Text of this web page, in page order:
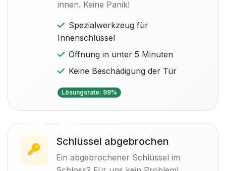
innen. Keine Panik!
Spezialwerkzeug für
Innenschlüssel
Öffnung in unter 5 Minuten
Keine Beschädigung der Tür
Lösungsrate: 99%
Schlüssel abgebrochen
Ein abgebrochener Schlüssel im